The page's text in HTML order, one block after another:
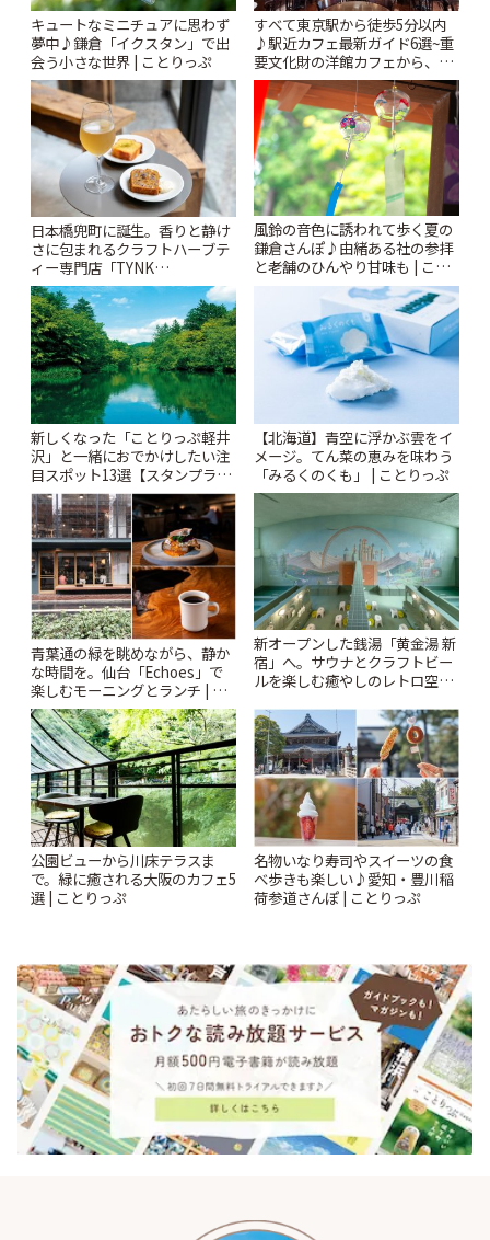
キュートなミニチュアに思わず
夢中♪鎌倉「イクスタン」で出
会う小さな世界 | ことりっぷ
すべて東京駅から徒歩5分以内
♪駅近カフェ最新ガイド6選~重
要文化財の洋館カフェから、改
札すぐのレトロ喫茶まで~ | こと
りっぷ
日本橋兜町に誕生。香りと静け
さに包まれるクラフトハーブテ
ィー専門店「TYNK
Kabutocho」 | ことりっぷ
風鈴の音色に誘われて歩く夏の
鎌倉さんぽ♪由緒ある社の参拝
と老舗のひんやり甘味も | こと
新しくなった「ことりっぷ軽井
沢」と一緒におでかけしたい注
目スポット13選【スタンプラリ
ー開催中】 | ことりっぷ
【北海道】青空に浮かぶ雲をイ
メージ。てん菜の恵みを味わう
「みるくのくも」 | ことりっぷ
青葉通の緑を眺めながら、静か
な時間を。仙台「Echoes」で
楽しむモーニングとランチ | こ
とりっぷ
新オープンした銭湯「黄金湯 新
宿」へ。サウナとクラフトビー
ルを楽しむ癒やしのレトロ空間
公園ビューから川床テラスま
で。緑に癒される大阪のカフェ5
選 | ことりっぷ
名物いなり寿司やスイーツの食
べ歩きも楽しい♪愛知・豊川稲
荷参道さんぽ | ことりっぷ